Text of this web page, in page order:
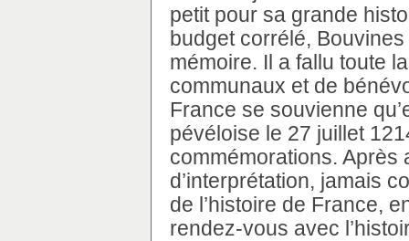
petit pour sa grande
budget corrélé,
mémoire. Il a fallu toute
communaux et de
France se souvienne
pévéloise le 27 juillet
commémorations. Après
d’interprétation, jamais
de l’histoire de France,
rendez-vous avec